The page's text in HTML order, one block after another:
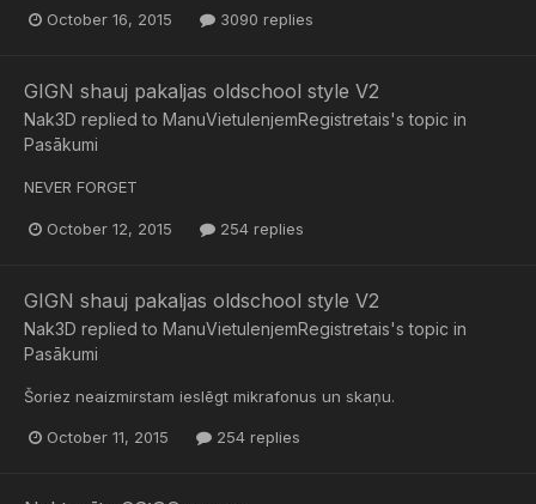
October 16, 2015 3090 replies
GIGN shauj pakaljas oldschool style V2
Nak3D replied to ManuVietuIenjemRegistretais's topic in
Pasākumi
NEVER FORGET
October 12, 2015 254 replies
GIGN shauj pakaljas oldschool style V2
Nak3D replied to ManuVietuIenjemRegistretais's topic in
Pasākumi
Šoriez neaizmirstam ieslēgt mikrafonus un skaņu.
October 11, 2015 254 replies